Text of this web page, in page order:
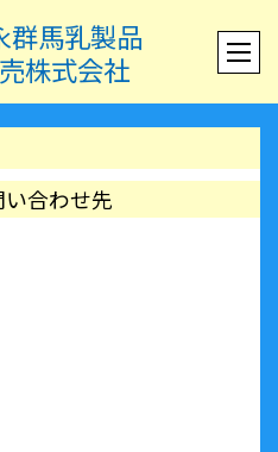
群馬乳製品
株式会社
合わせ先